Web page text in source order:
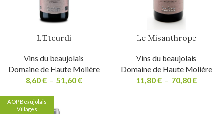
L’Etourdi
Vins du beaujolais
Domaine de Haute Molière
8,60€ – 51,60€
Le Misanthrope
Vins du beaujolais
Domaine de Haute Molière
11,80€ – 70,80€
AOP Beaujolais
Villages